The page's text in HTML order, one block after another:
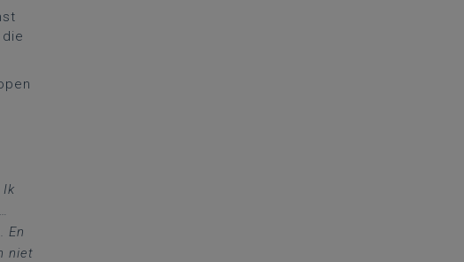
Ik
En
niet